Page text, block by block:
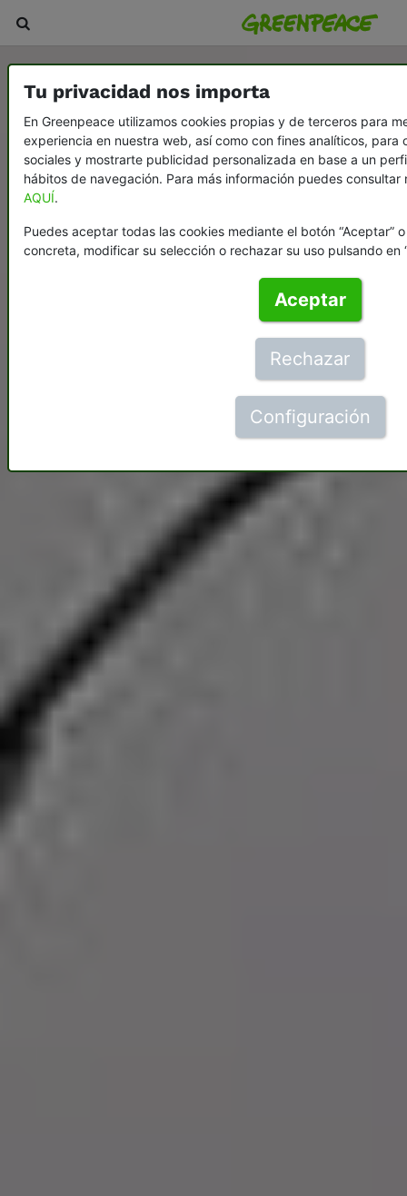
Tu privacidad nos importa
En Greenpeace utilizamos cookies propias y de terceros para
experiencia en nuestra web, así como con fines analíticos, para
sociales y mostrarte publicidad personalizada en base a un
hábitos de navegación. Para más información puedes
AQUÍ.
Puedes aceptar todas las cookies mediante el botón “Aceptar”
concreta, modificar su selección o rechazar su uso pulsando en
Aceptar
Rechazar
Configuración